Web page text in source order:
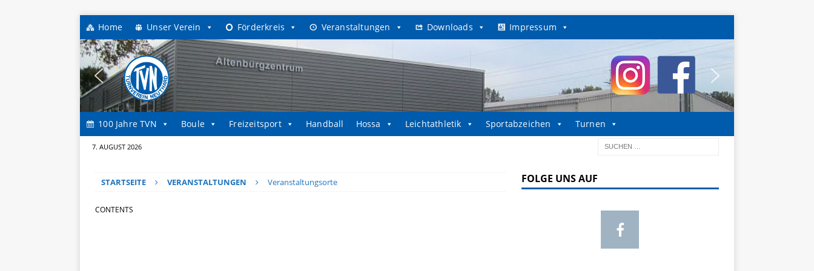
Home Unser Verein Förderkreis Veranstaltungen Downloads Impressum
100 Jahre TVN Boule Freizeitsport Handball Hossa Leichtathletik Sportabzeichen Turnen
7. AUGUST 2026
STARTSEITE VERANSTALTUNGEN Veranstaltungsorte
CONTENTS
FOLGE UNS AUF